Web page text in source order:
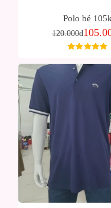
Polo bé
120.000đ